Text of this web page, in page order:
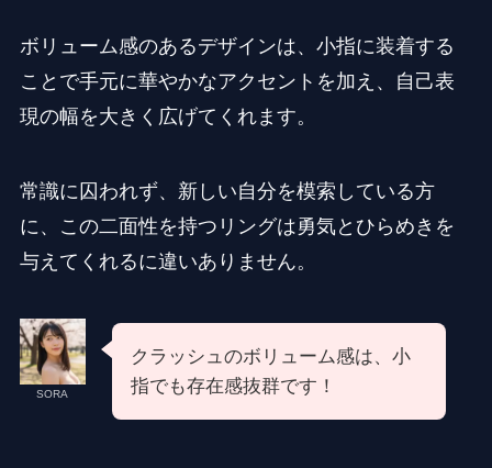
ボリューム感のあるデザインは、小指に装着する
ことで手元に華やかなアクセントを加え、自己表
現の幅を大きく広げてくれます。
常識に囚われず、新しい自分を模索している方
に、この二面性を持つリングは勇気とひらめきを
与えてくれるに違いありません。
SORA
クラッシュのボリューム感は、小
指でも存在感抜群です！